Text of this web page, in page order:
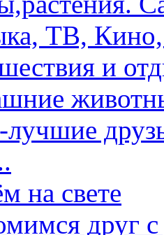
ТВ,
и
на свете
друг